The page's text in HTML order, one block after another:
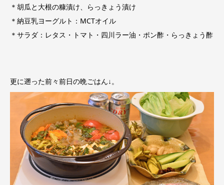
＊胡瓜と大根の糠漬け、らっきょう漬け
＊納豆乳ヨーグルト：MCTオイル
＊サラダ：レタス・トマト・四川ラー油・ポン酢・らっきょう酢
更に遡った前々前日の晩ごはん↓。